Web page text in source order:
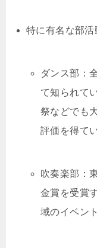
特に有名な部活
ダンス部：
て知られて
祭などでも
評価を得て
吹奏楽部：
金賞を受賞
域のイベン